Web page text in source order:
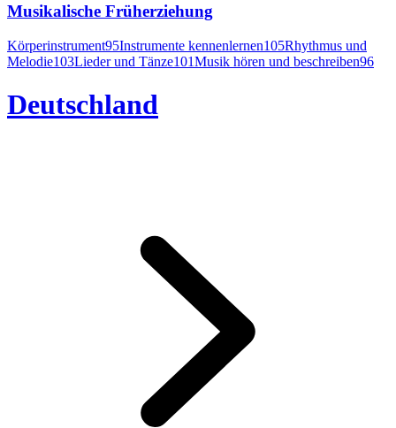
Musikalische Früherziehung
Körperinstrument95Instrumente kennenlernen105Rhythmus und
Melodie103Lieder und Tänze101Musik hören und beschreiben96
Deutschland